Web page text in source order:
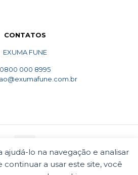
ajudá-lo na navegação e analisar
continuar a usar este site, você
CONTATOS
EXUMA FUNE
0800 000 8995
Todos direitos reservados- Ligue